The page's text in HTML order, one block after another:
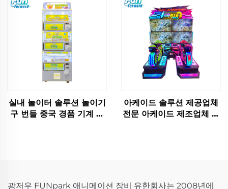
캐논 금속제
실내 놀이터 솔루션 놀이기
구 번들 중국 경품 기계 제
아케이드 솔루션 제공업체
전문 아케이드 제조업체 성
광저우 FUNpark 애니메이션 장비 유한회사는 2008년에